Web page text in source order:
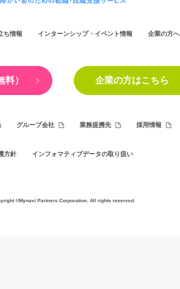
ち情報 インターンシップ・イベント情報 企業の方へ
） 企業の方はこちら
グループ会社 業務提携先 採用情報
方針 インフォマティブデータの取り扱い
©Mynavi Partners Corporation. All rights reserved.